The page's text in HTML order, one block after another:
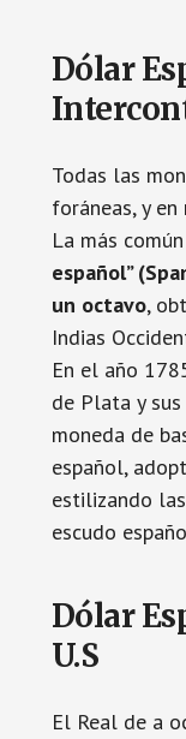
Dólar
Todas las
foráneas, y
La más
español”
un octavo,
Indias
En el año
de Plata y
moneda de
español,
estilizando
escudo
Dólar
U.S
El Real de a